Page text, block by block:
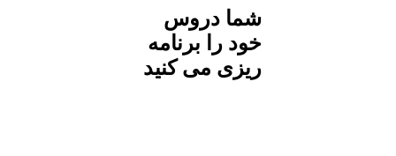
شما دروس
خود را برنامه
ریزی می کنید